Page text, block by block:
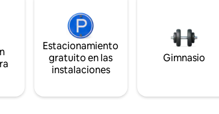
Estacionamiento
gratuito en las
instalaciones
Gimnasio